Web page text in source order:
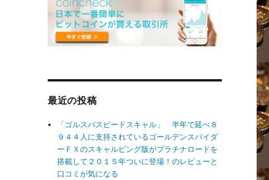
最近の投稿
「ゴルスパスピードスキャル」 半年で延べ８
９４４人に支持されているゴールデンスパイダ
ーＦＸのスキャルピング版がプラチナロードを
搭載して２０１５年ついに登場！のレビューと
口コミが気になる